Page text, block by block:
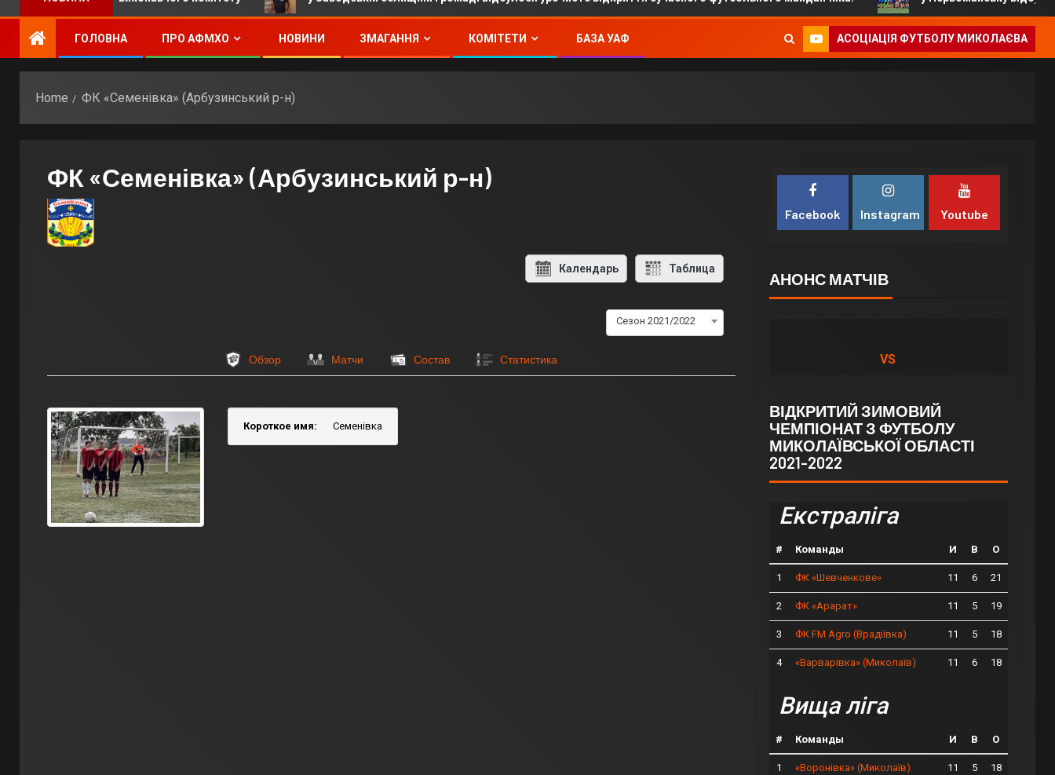
ГОЛОВНА ПРО АФМХО НОВИНИ ЗМАГАННЯ КОМІТЕТИ БАЗА УАФ АСОЦІАЦІЯ ФУТБОЛУ МИКОЛАЄВА
Home ФК «Семенівка» (Арбузинський р-н)
ФК «Семенівка» (Арбузинський р-н)
Календарь Таблица
Сезон 2021/2022
Обзор Матчи Состав Статистика
Короткое имя: Семенівка
Facebook Instagram Youtube
АНОНС МАТЧІВ
VS
ВІДКРИТИЙ ЗИМОВИЙ
ЧЕМПІОНАТ З ФУТБОЛУ
МИКОЛАЇВСЬКОЇ ОБЛАСТІ
2021-2022
Екстраліга
# Команды И В О
1 ФК «Шевченкове» 11 6 21
2 ФК «Арарат» 11 5 19
3 ФК FM Agro (Врадіївка) 11 5 18
4 «Варварівка» (Миколаїв) 11 6 18
Вища ліга
# Команды И В О
1 «Воронівка» (Миколаїв) 11 5 18